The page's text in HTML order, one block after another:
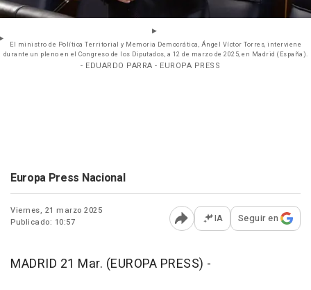
El ministro de Política Territorial y Memoria Democrática, Ángel Víctor Torres, interviene
durante un pleno en el Congreso de los Diputados, a 12 de marzo de 2025, en Madrid (España).
- EDUARDO PARRA - EUROPA PRESS
Europa Press Nacional
Viernes, 21 marzo 2025
Publicado: 10:57
Abrir opciones para
IA Seguir en
MADRID 21 Mar. (EUROPA PRESS) -